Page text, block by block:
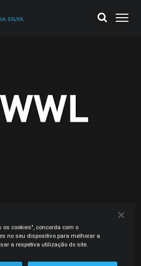
os cookies", concorda com o
no seu dispositivo para melhorar a
a respetiva utilização do site.